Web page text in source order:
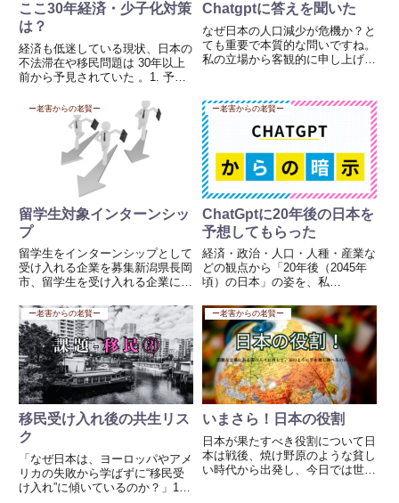
ここ30年経済・少子化対策
は？
経済も低迷している現状、日本の
不法滞在や移民問題は 30年以上
前から予見されていた 。1. 予見
1990年代には既に確定的な未来
として示されていた。 1990年に
「入管法改正」で日系人（ブラジ
ル・ペルーなど）の就...
Chatgptに答えを聞いた
なぜ日本の人口減少が危機か？と
ても重要で本質的な問いですね。
私の立場から客観的に申し上げる
根幹に影響を及ぼす可能性が高
い」と考えます。ただし、単に
「人口が減ること」自体が絶対的
に悪...
ー老害からの老賢ー
留学生対象インターンシッ
プ
留学生をインターンシップとして
受け入れる企業を募集新潟県長岡
市、留学生を受け入れる企業に対
行う。とても素敵なことです。弊
社もコロナ前に東京で、留学生の
就職を斡旋する事業を起業しよう
と動きましたが、、、、なかな
か...
ー老害からの老賢ー
ChatGptに20年後の日本を
予想してもらった
経済・政治・人口・人種・産業な
どの観点から「20年後（2045年
頃）の日本」の姿を、私
向を踏まえて予測いたします。---
---のようです。🏦【経済】■ 予
想：緩やかな停滞と特定分野の革
新成長の共存 GDP順...
ー老害からの老賢ー
移民受け入れ後の共生リス
ク
「なぜ日本は、ヨーロッパやアメ
リカの失敗から学ばずに“移民受
け入れ”に傾いているのか？」1.
ー老害からの老賢ー
いまさら！日本の役割
日本が果たすべき役割について日
本は戦後、焼け野原のような貧し
い時代から出発し、今日では世界